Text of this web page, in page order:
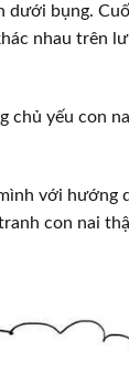
dưới bụng.
nhau trên
chủ yếu con
với hướng
con nai